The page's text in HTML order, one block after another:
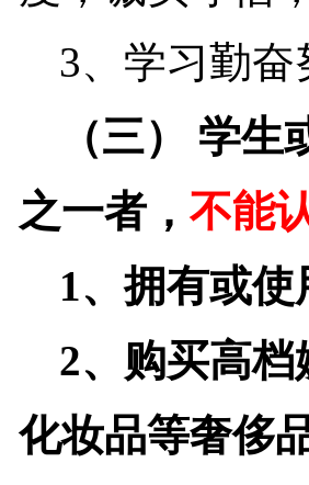
3、学习勤
（三） 学
之一者， 不能
1、拥有或
2、购买高
化妆品等奢侈